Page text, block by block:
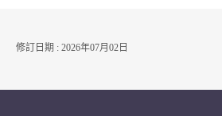
修訂日期 : 2026年07月02日